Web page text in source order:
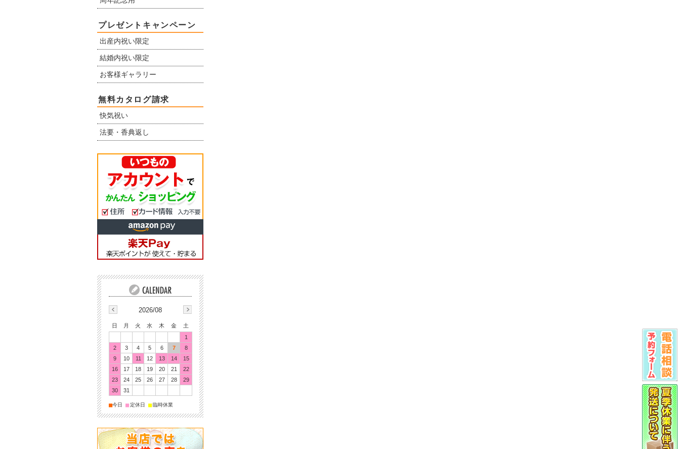
プレゼントキャンペーン
出産内祝い限定
結婚内祝い限定
お客様ギャラリー
無料カタログ請求
快気祝い
法要・香典返し
2026/08
日 月 火 水 木 金
土
1
2
3 4 5 6 7
8
9
10 11 12 13 14
15
16
17 18 19 20 21
22
23
24 25 26 27 28
29
30
31
■今日 ■定休日 ■臨時休業